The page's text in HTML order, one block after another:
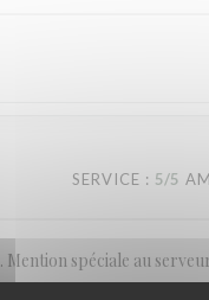
SERVICE : 5/5
spéciale au